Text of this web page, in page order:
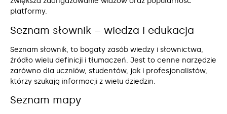
platformy.
Seznam słownik – wiedza i edukacja
Seznam słownik, to bogaty zasób wiedzy i słownictwa,
źródło wielu definicji i tłumaczeń. Jest to cenne narzędzie
zarówno dla uczniów, studentów, jak i profesjonalistów,
którzy szukają informacji z wielu dziedzin.
Seznam mapy